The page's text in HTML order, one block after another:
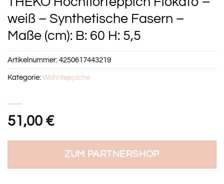
weiß – Synthetische Fasern –
Maße (cm): B: 60 H: 5,5
51,00 €
ZUM PARTNERSHOP
Artikelnummer:4250617443219
Kategorie:Wohnteppiche